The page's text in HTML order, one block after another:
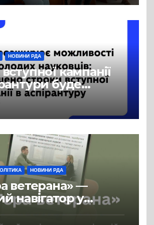
інформації
НОВИНИ РДА
кампанії
буде
НОВИНИ РДА
ветерана» —
навігатор у
професії